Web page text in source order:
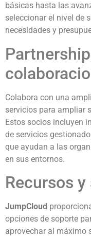
básicas hasta las
seleccionar el nivel de
necesidades y
Colabora con una
servicios para ampliar
Estos socios incluyen
de servicios
que ayudan a las
en sus entornos.
Recursos
JumpCloud
opciones de soporte
aprovechar al máximo